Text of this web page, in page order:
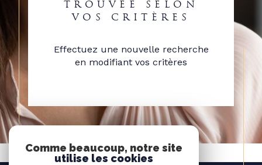
TROUVÉE SELON
VOS CRITÈRES
Effectuez une nouvelle recherche
en modifiant vos critères
Maison T6 à louer à
Suresnes
Comme beaucoup, notre site
utilise les cookies